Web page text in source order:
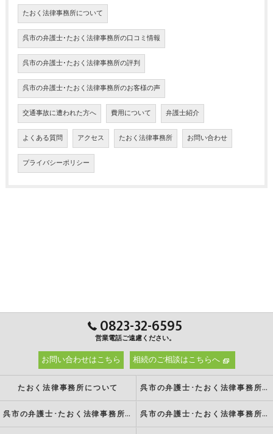
たおく法律事務所について
呉市の弁護士･たおく法律事務所の口コミ情報
呉市の弁護士･たおく法律事務所の評判
呉市の弁護士･たおく法律事務所のお客様の声
交通事故に遭われた方へ 費用について 弁護士紹介
よくある質問 アクセス たおく法律事務所 お問い合わせ
プライバシーポリシー
0823-32-6595
営業電話ご遠慮ください。
お問い合わせはこちら 相続のご相談はこちらへ
たおく法律事務所について 呉市の弁護士･たおく法律事務所の強み
呉市の弁護士･たおく法律事務所の特徴 呉市の弁護士･たおく法律事務所の方針